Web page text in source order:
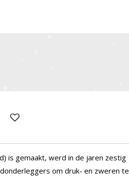
is gemaakt, werd in de jaren zestig
om druk- en zweren te